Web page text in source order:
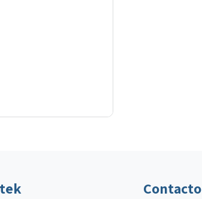
Contacto